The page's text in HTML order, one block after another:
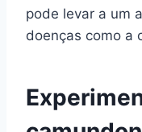
pode levar a um
doenças como a